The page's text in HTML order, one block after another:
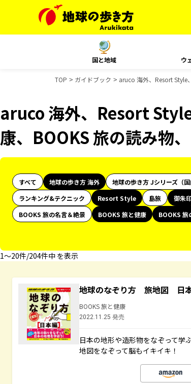
国と地域 ウ
TOP ガイドブック aruco 海外、Resort Style
aruco 海外、Resort
康、BOOKS 旅の読み物
すべて 地球の歩き方 海外 地球の歩き方 Jシリーズ（国
ランキング&テクニック
Resort Style 島旅 御朱
BOOKS 旅の名言＆絶景
BOOKS 旅と健康 BOOKS 旅
1〜20件/204件中 を表示
地球のなぞり方 旅地図 日
BOOKS 旅と健康
2022.11.25 発売
日本の地形や造形物をなぞって学
地図をなぞって脳もイキイキ！